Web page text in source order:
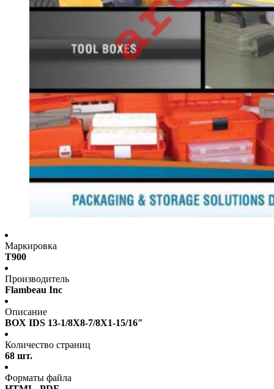
Маркировка
T900
Производитель
Flambeau Inc
Описание
BOX IDS 13-1/8X8-7/8X1-15/16″
Количество страниц
68 шт.
Форматы файла